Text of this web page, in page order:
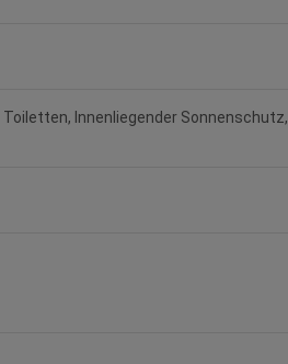
Toiletten Innenliegender Sonnenschutz